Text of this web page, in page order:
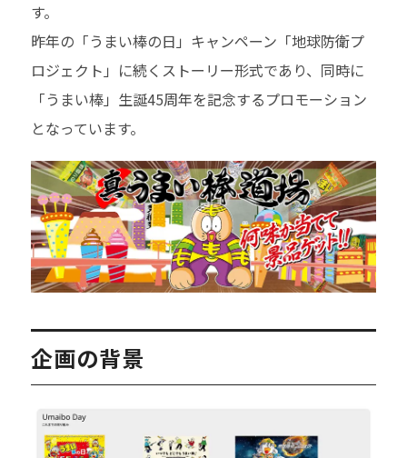
す。
昨年の「うまい棒の日」キャンペーン「地球防衛プ
ロジェクト」に続くストーリー形式であり、同時に
「うまい棒」生誕45周年を記念するプロモーション
となっています。
企画の背景